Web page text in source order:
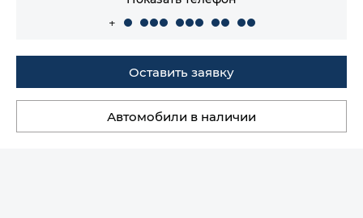
+
Оставить заявку
Автомобили в наличии